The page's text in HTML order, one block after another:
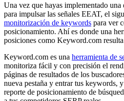
Una vez que hayas implementado
para impulsar las señales EEAT, el
monitorización de keywords para ver
posicionamiento. Ahí es donde una
posiciones como Keyword.com
Keyword.com es una herramienta de
monitoriza fácil y con precisión el
páginas de resultados de los
nueva pestaña y entrar tus keywords,
reporte de posicionamiento de